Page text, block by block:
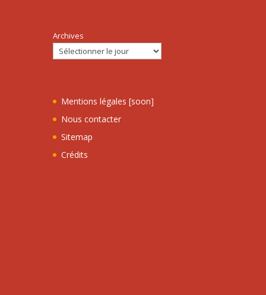
Archives
Mentions légales [soon]
Nous contacter
Sitemap
Crédits